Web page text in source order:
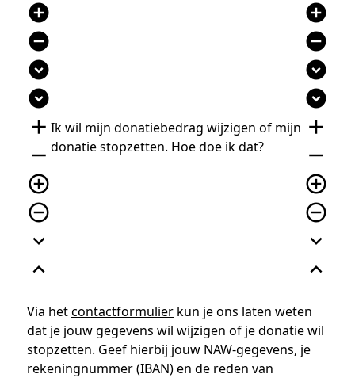
add_circle
remove_circle
expand_circle_down
expand_circle_down
add
remove
add_circle_outline
remove_circle_outline
expand_more
expand_less
Ik wil mijn donatiebedrag wijzigen of mijn
donatie stopzetten. Hoe doe ik dat?
add_circle
remove_circle
expand_circle_down
expand_circle_down
add
remove
add_circle_outline
remove_circle_outline
expand_more
expand_less
Via hetcontactformulier kun je ons laten weten
dat je jouw gegevens wil wijzigen of je donatie wil
stopzetten. Geef hierbij jouw NAW-gegevens, je
rekeningnummer (IBAN) en de reden van